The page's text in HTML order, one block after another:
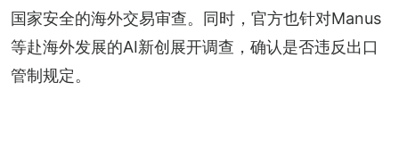
国家安全的海外交易审查。同时，官方也针对Manus
等赴海外发展的AI新创展开调查，确认是否违反出口
管制规定。